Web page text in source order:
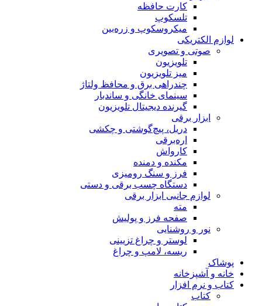
کارت حافظه
تلسکوپ
میکروسکوپ و زره‌بین
لوازم الکتریکی
صوتی و تصویری
تلویزیون
میز تلویزیون
چندراهی برق و محافظ ولتاژ
سینمای خانگی و ساندبار
گیرنده دیجیتال تلویزیون
ابزار برقی
دریل، پیچ‌گوشتی و چکشی
اره‌برقی
کارواش
مکنده و دمنده
فرز و سنگ رومیزی
دستگاه چسب برقی و دستی
لوازم جانبی ابزار برقی
مته
صفحه فرز و پولیش
نور و روشنایی
لوستر و چراغ تزیینی
ریسه، لامپ و چراغ
پوشاک
خانه و آشپزخانه
کتاب و نرم افزار
کتاب